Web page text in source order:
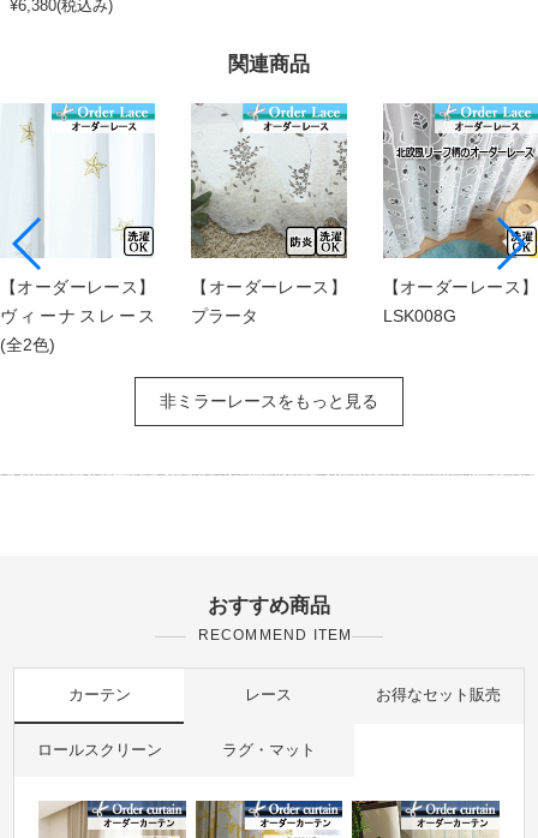
関連商品
【オーダーレース】
ヴィーナスレース
(全2色)
【オーダーレース】
プラータ
【オーダーレース】
LSK008G
非ミラーレースをもっと見る
¥6,380(税込み)
おすすめ商品
RECOMMEND ITEM
カーテン レース お得なセット販売
ロールスクリーン ラグ・マット